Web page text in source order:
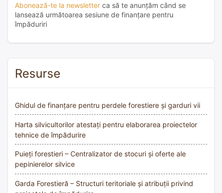
Abonează-te la newsletter ca să te anunțăm când se
lansează următoarea sesiune de finanțare pentru
împăduriri
Resurse
Ghidul de finanțare pentru perdele forestiere și garduri vii
Harta silvicultorilor atestați pentru elaborarea proiectelor
tehnice de împădurire
Puieți forestieri – Centralizator de stocuri și oferte ale
pepinierelor silvice
Garda Forestieră – Structuri teritoriale și atribuții privind